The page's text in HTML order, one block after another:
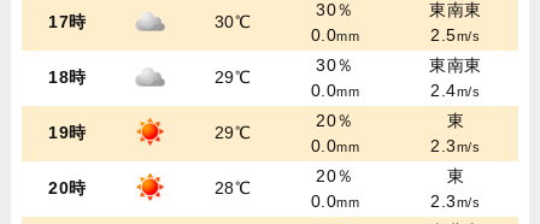
17時 30℃
30％
0.0mm
東南東
2.5m/s
18時 29℃
30％
0.0mm
東南東
2.4m/s
19時 29℃
20％
0.0mm
東
2.3m/s
20時 28℃
20％
0.0mm
東
2.3m/s